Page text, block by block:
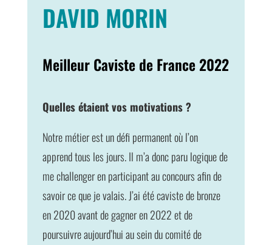
DAVID MORIN
Meilleur Caviste de France 2022
Quelles étaient vos motivations ?
Notre métier est un défi permanent où l’on
apprend tous les jours. Il m’a donc paru logique de
me challenger en participant au concours afin de
savoir ce que je valais. J’ai été caviste de bronze
en 2020 avant de gagner en 2022 et de
poursuivre aujourd’hui au sein du comité de